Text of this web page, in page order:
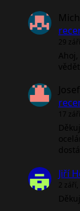
29
17
Jiří
2 září,